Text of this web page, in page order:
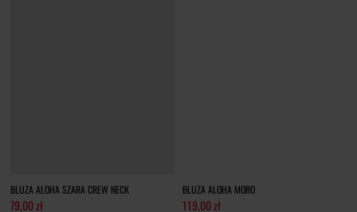
BLUZA ALOHA SZARA CREW NECK
79,00 zł
BLUZA ALOHA MORO
119,00 zł